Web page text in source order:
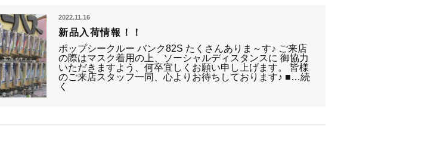
2022.11.16
新品入荷情報！！
ポップシークルー バンク82S たくさんありま～す♪ ご来店
の際はマスク着用の上、ソーシャルディスタンスに 御協力
いただきますよう、何卒宜しくお願い申し上げます。 皆様
のご来店スタッフ一同、心よりお待ちしております♪ ■…続
く